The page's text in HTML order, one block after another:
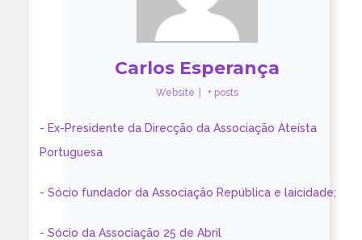
Carlos Esperança
Website + posts
- Ex-Presidente da Direcção da Associação Ateísta
Portuguesa
- Sócio fundador da Associação República e laicidade;
- Sócio da Associação 25 de Abril